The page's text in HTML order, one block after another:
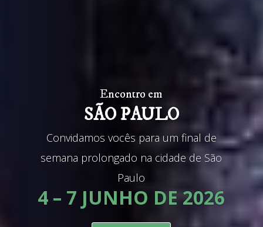
Encontro em
SÃO PAULO
Convidamos vocês para um final de
semana prolongado na cidade de São
Paulo
4 – 7 JUNHO DE 2026